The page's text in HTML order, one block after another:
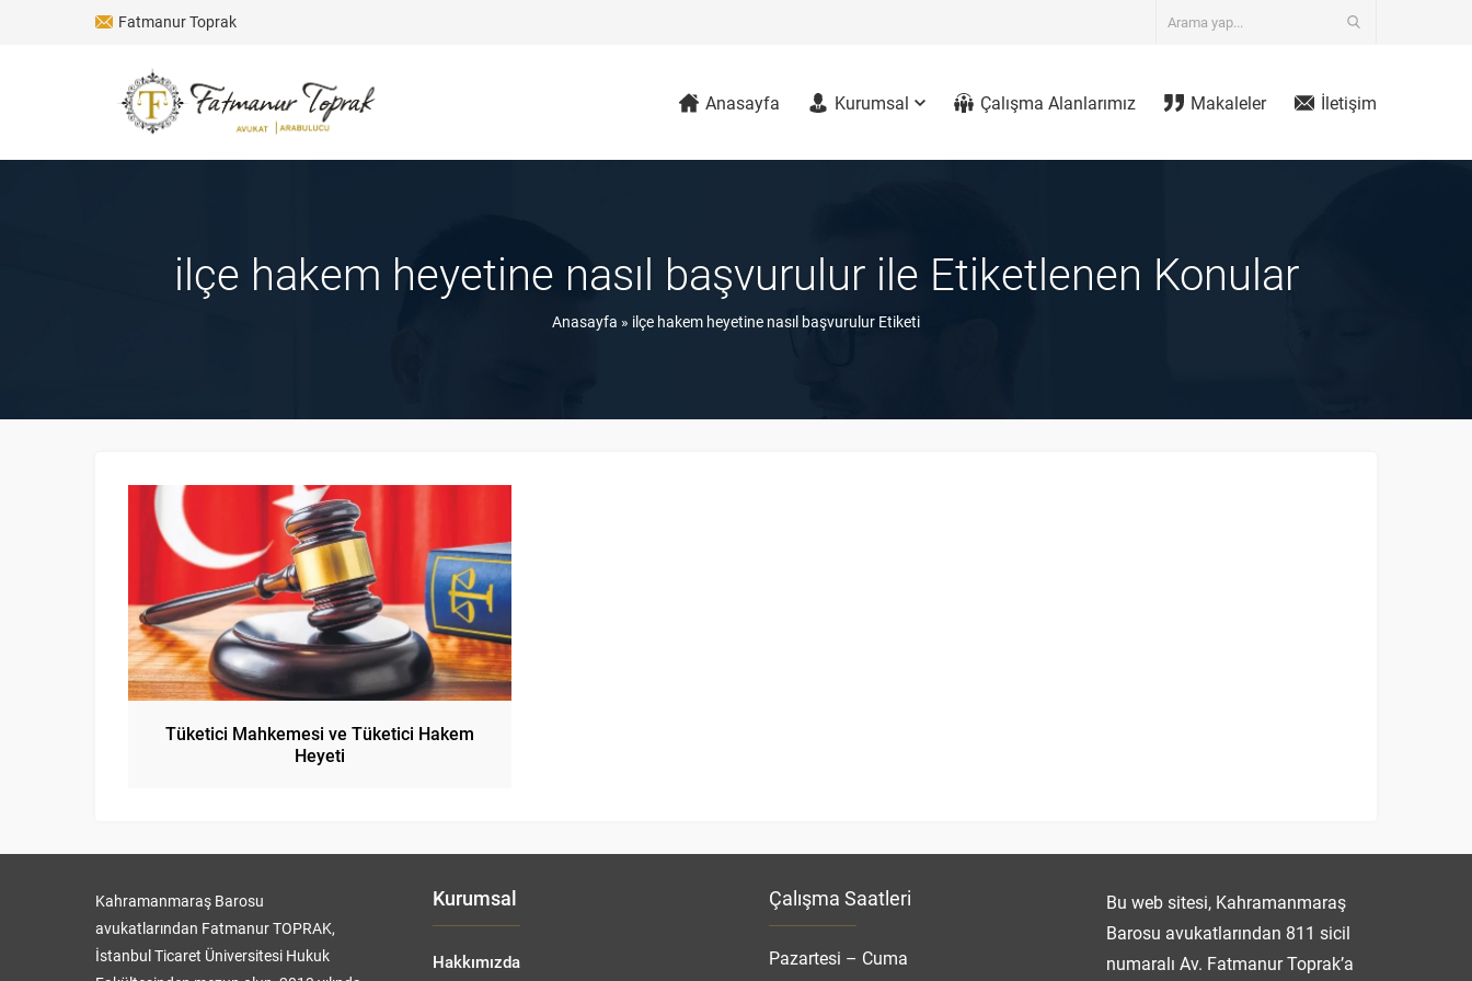
Fatmanur Toprak
Anasayfa Kurumsal Çalışma Alanlarımız Makaleler İletişim
ilçe hakem heyetine nasıl başvurulur ile Etiketlenen Konular
Anasayfa » ilçe hakem heyetine nasıl başvurulur Etiketi
Tüketici Mahkemesi ve Tüketici Hakem
Heyeti
Kahramanmaraş Barosu
avukatlarından Fatmanur TOPRAK,
İstanbul Ticaret Üniversitesi Hukuk
Kurumsal
Hakkımızda
Çalışma Saatleri
Pazartesi – Cuma
Bu web sitesi, Kahramanmaraş
Barosu avukatlarından 811 sicil
numaralı Av. Fatmanur Toprak’a